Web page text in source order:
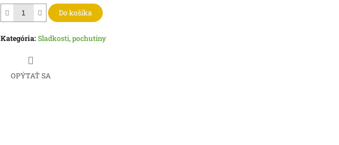
Do košíka
Kategória: Sladkosti, pochutiny
OPÝTAŤ SA